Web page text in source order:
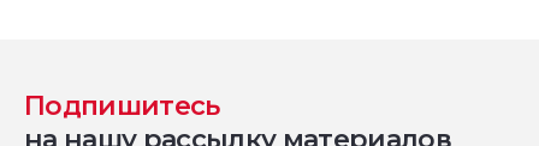
Подпишитесь